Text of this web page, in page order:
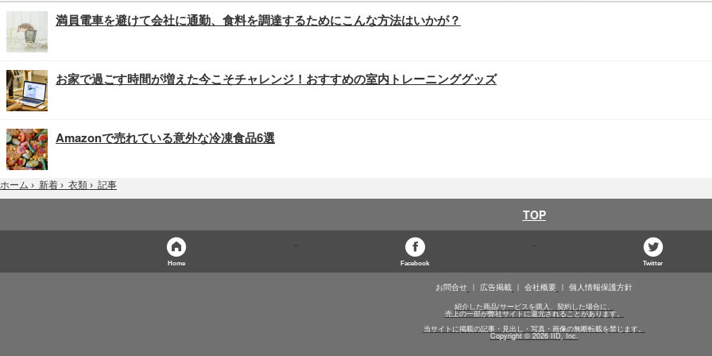
満員電車を避けて会社に通勤、食料を調達するためにこんな方法はいかが？
お家で過ごす時間が増えた今こそチャレンジ！おすすめの室内トレーニンググッズ
Amazonで売れている意外な冷凍食品6選
ホーム › 新着 › 衣類 › 記事
TOP
Home Facebook Twitter
お問合せ 広告掲載 会社概要 個人情報保護方針
紹介した商品/サービスを購入、契約した場合に、
売上の一部が弊社サイトに還元されることがあります。
当サイトに掲載の記事・見出し・写真・画像の無断転載を禁じます。
Copyright © 2026 IID, Inc.